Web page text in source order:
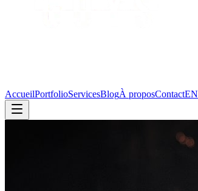
AccueilPortfolioServicesBlogÀ proposContactEN